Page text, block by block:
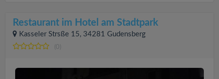
Restaurant im Hotel am Stadtpark
Kasseler Strsße 15, 34281 Gudensberg
(0)